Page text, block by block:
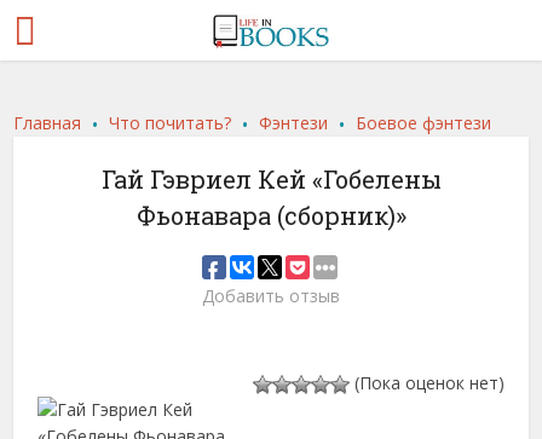
Главная .Что почитать? .Фэнтези . Боевое фэнтези
Гай Гэвриел Кей «Гобелены
Фьонавара (сборник)»
Добавить отзыв
(Пока оценок нет)